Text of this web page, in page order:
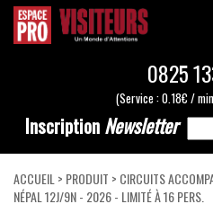
0825
(Service : 0.18€ /
InscriptionNewsletter
ACCUEIL > PRODUIT > CIRCUITS
NÉPAL 12J/9N - 2026 - LIMITÉ À 16 PERS.